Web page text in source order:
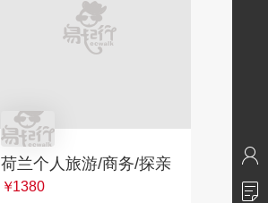
荷兰个人旅游/商务/探亲
￥1380